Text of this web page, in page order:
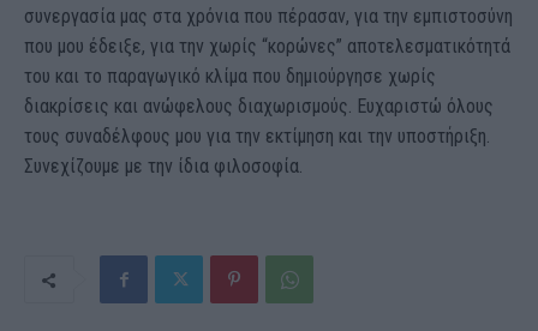
συνεργασία μας στα χρόνια που πέρασαν, για την εμπιστοσύνη
που μου έδειξε, για την χωρίς “κορώνες” αποτελεσματικότητά
του και το παραγωγικό κλίμα που δημιούργησε χωρίς
διακρίσεις και ανώφελους διαχωρισμούς. Ευχαριστώ όλους
τους συναδέλφους μου για την εκτίμηση και την υποστήριξη.
Συνεχίζουμε με την ίδια φιλοσοφία.